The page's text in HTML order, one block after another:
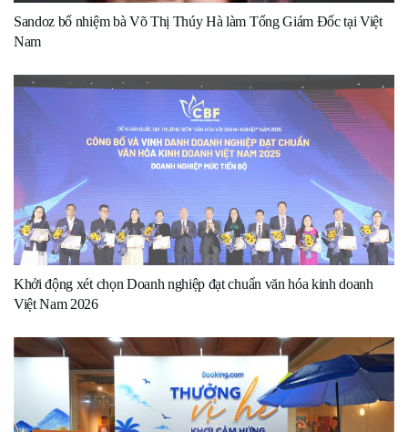
Sandoz bổ nhiệm bà Võ Thị Thúy Hà làm Tổng Giám Đốc tại Việt
Nam
Khởi động xét chọn Doanh nghiệp đạt chuẩn văn hóa kinh doanh
Việt Nam 2026